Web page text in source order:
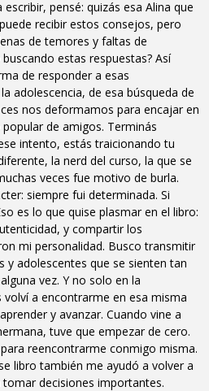
pensé: quizás esa Alina que
recibir estos consejos, pero
de temores y faltas de
estas respuestas? Así
de responder a esas
adolescencia, de esa búsqueda de
nos deformamos para encajar en
de amigos. Terminás
intento, estás traicionando tu
la nerd del curso, la que se
veces fue motivo de burla.
siempre fui determinada. Si
es lo que quise plasmar en el libro:
y compartir los
mi personalidad. Busco transmitir
y adolescentes que se sienten tan
vez. Y no solo en la
volví a encontrarme en esa misma
y avanzar. Cuando vine a
tuve que empezar de cero.
reencontrarme conmigo misma.
libro también me ayudó a volver a
decisiones importantes.